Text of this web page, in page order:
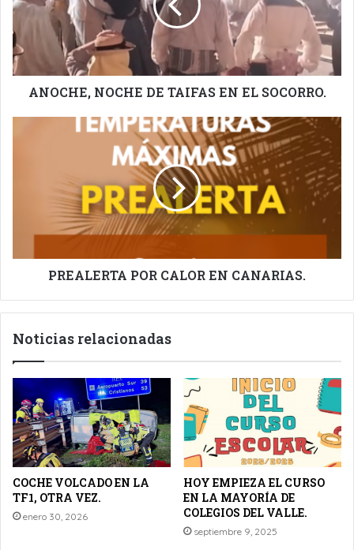
EN
SOCORRO.
ANOCHE, NOCHE DE TAIFAS EN EL SOCORRO.
CANARIAS.
PREALERTA POR CALOR EN CANARIAS.
Noticias relacionadas
COCHE VOLCADO EN LA
TF1, OTRA VEZ.
enero 30, 2026
HOY EMPIEZA EL CURSO
EN LA MAYORÍA DE
COLEGIOS DEL VALLE.
septiembre 9, 2025